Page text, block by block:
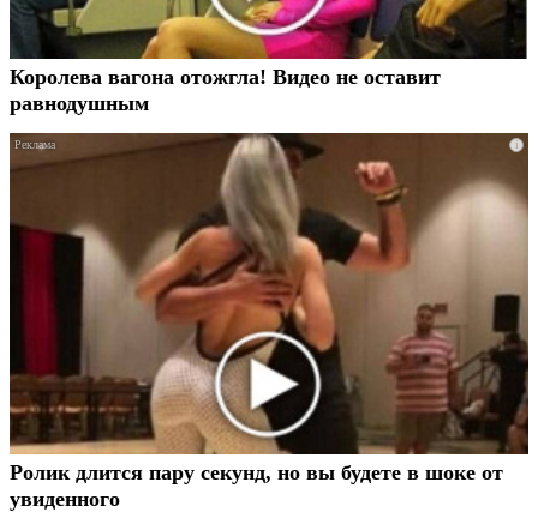
Королева вагона отожгла! Видео не оставит
равнодушным
i
Ролик длится пару секунд, но вы будете в шоке от
увиденного